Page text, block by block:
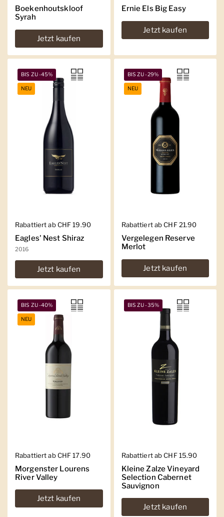
Boekenhoutskloof
Syrah
Jetzt kaufen
Ernie Els Big Easy
Jetzt kaufen
Regulärer Preis
Rabattiert ab CHF 19.90
Eagles' Nest Shiraz
2016
Jetzt kaufen
BIS ZU -45%
NEU
Regulärer Preis
Rabattiert ab CHF 21.90
Vergelegen Reserve
Merlot
Jetzt kaufen
BIS ZU -29%
NEU
Regulärer Preis
Rabattiert ab CHF 17.90
Morgenster Lourens
River Valley
Jetzt kaufen
BIS ZU -40%
NEU
Regulärer Preis
Rabattiert ab CHF 15.90
Kleine Zalze Vineyard
Selection Cabernet
Sauvignon
Jetzt kaufen
BIS ZU -35%